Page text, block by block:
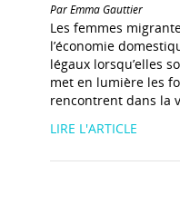
Par Emma Gauttier
Les femmes
l’économie
légaux lorsqu’elles
met en lumière les
rencontrent dans la
LIRE L'ARTICLE